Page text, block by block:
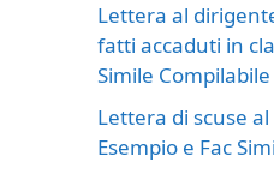
Lettera al
fatti accaduti in
Simile Compilabile
Lettera di scuse
Esempio e Fac